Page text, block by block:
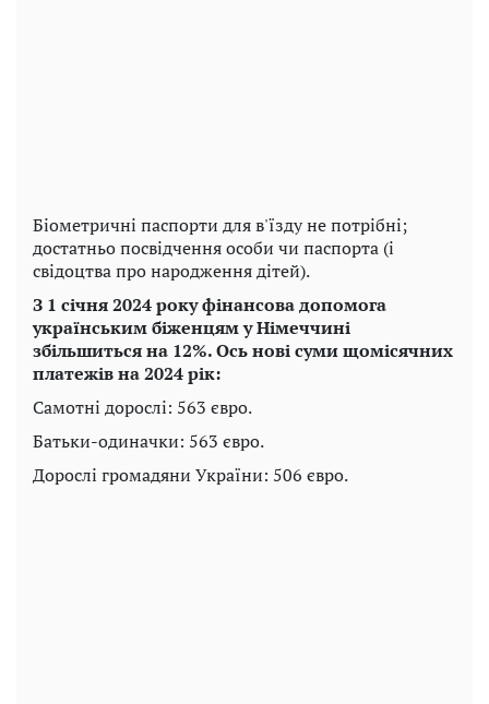
Біометричні паспорти для в'їзду не потрібні;
достатньо посвідчення особи чи паспорта (і
свідоцтва про народження дітей).
З 1 січня 2024 року фінансова допомога
українським біженцям у Німеччині
збільшиться на 12%. Ось нові суми щомісячних
платежів на 2024 рік:
Самотні дорослі: 563 євро.
Батьки-одиначки: 563 євро.
Дорослі громадяни України: 506 євро.